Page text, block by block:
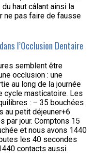
haut câlant ainsi la
ne pas faire de fausse
l’Occlusion Dentaire
semblent être
occlusion : une
au long de la journée
cycle masticatoire. Les
: – 35 bouchées
au petit déjeuner+6
par jour. Comptons 15
et nous avons 1440
les 40 secondes
contacts aussi.